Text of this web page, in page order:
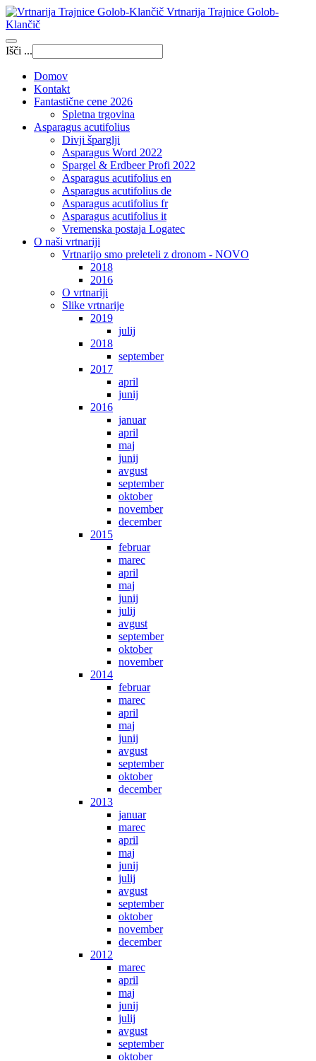
Vrtnarija Trajnice Golob-
Klančič
Išči ...
Domov
Kontakt
Fantastične cene 2026
Spletna trgovina
Asparagus acutifolius
Divji šparglji
Asparagus Word 2022
Spargel & Erdbeer Profi 2022
Asparagus acutifolius en
Asparagus acutifolius de
Asparagus acutifolius fr
Asparagus acutifolius it
Vremenska postaja Logatec
O naši vrtnariji
Vrtnarijo smo preleteli z dronom - NOVO
2018
2016
O vrtnariji
Slike vrtnarije
2019
julij
2018
september
2017
april
junij
2016
januar
april
maj
junij
avgust
september
oktober
november
december
2015
februar
marec
april
maj
junij
julij
avgust
september
oktober
november
2014
februar
marec
april
maj
junij
avgust
september
oktober
december
2013
januar
marec
april
maj
junij
julij
avgust
september
oktober
november
december
2012
marec
april
maj
junij
julij
avgust
september
oktober